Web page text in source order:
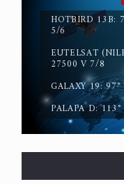
HOTBIRD 13B:
5/6
EUTELSAT
27500 V 7/8
GALAXY 19:
PALAPA D: